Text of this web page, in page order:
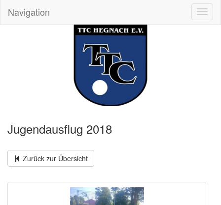
Navigation
Jugendausflug 2018
Zurück zur Übersicht